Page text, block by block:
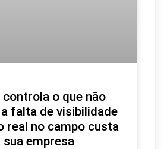
controla o que não
falta de visibilidade
real no campo custa
empresa